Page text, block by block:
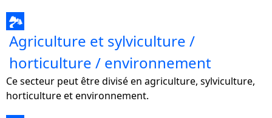
🏞
Agriculture et sylviculture /
horticulture / environnement
Ce secteur peut être divisé en agriculture, sylviculture,
horticulture et environnement.